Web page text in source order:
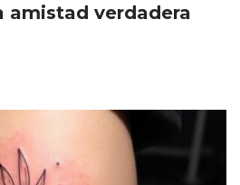
amistad verdadera